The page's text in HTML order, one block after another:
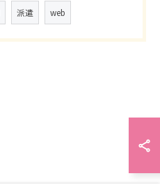
派遣 web